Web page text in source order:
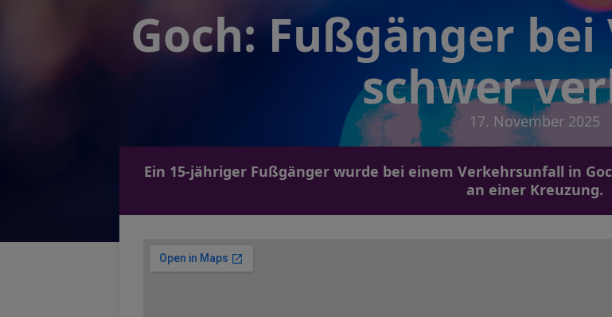
Goch: Fußgänger
schwer
17. November 2025
Ein 15-jähriger Fußgänger wurde bei einem Verkehrsunfall in
an einer Kreuzung.